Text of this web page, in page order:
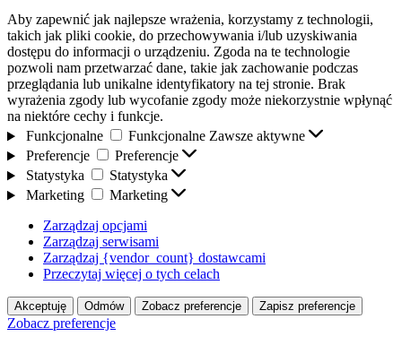
Aby zapewnić jak najlepsze wrażenia, korzystamy z technologii,
takich jak pliki cookie, do przechowywania i/lub uzyskiwania
dostępu do informacji o urządzeniu. Zgoda na te technologie
pozwoli nam przetwarzać dane, takie jak zachowanie podczas
przeglądania lub unikalne identyfikatory na tej stronie. Brak
wyrażenia zgody lub wycofanie zgody może niekorzystnie wpłynąć
na niektóre cechy i funkcje.
Funkcjonalne
Funkcjonalne Zawsze aktywne
Preferencje
Preferencje
Statystyka
Statystyka
Marketing
Marketing
Zarządzaj opcjami
Zarządzaj serwisami
Zarządzaj {vendor_count} dostawcami
Przeczytaj więcej o tych celach
Akceptuję Odmów Zobacz preferencje Zapisz preferencje
Zobacz preferencje